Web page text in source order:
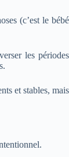
(c’est le bébé
les périodes
et stables, mais